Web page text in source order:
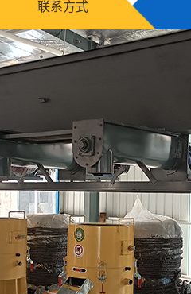
联系方式